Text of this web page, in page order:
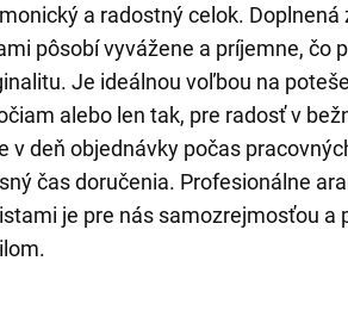
a radostný celok.
pôsobí vyvážene a príjemne, čo
Je ideálnou voľbou na
alebo len tak, pre radosť v
v deň objednávky počas
čas doručenia. Profesionálne
je pre nás samozrejmosťou a